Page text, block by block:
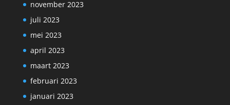
november 2023
juli 2023
mei 2023
april 2023
maart 2023
februari 2023
januari 2023